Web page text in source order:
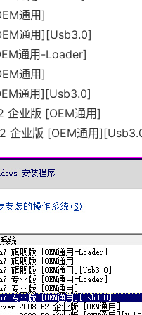
通用]
通用][Usb3.0]
通用-Loader]
通用]
通用][Usb3.0]
企业版 [OEM通用]
企业版 [OEM通用